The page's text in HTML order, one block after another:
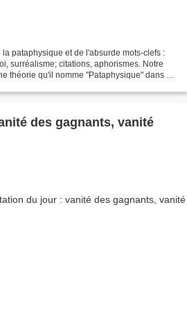
pataphysique et de l'absurde mots-clefs :
surréalisme; citations, aphorismes. Notre
théorie qu'il nomme "Pataphysique" dans un
des gagnants, vanité